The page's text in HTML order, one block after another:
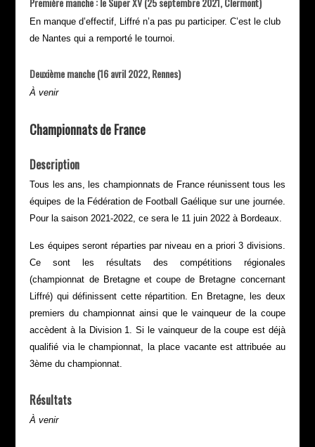
En manque d’effectif, Liffré n’a pas pu participer. C’est le club
de Nantes qui a remporté le tournoi.
Deuxième manche (16 avril 2022, Rennes)
À venir
Championnats de France
Description
Tous les ans, les championnats de France réunissent tous les
équipes de la Fédération de Football Gaélique sur une journée.
Pour la saison 2021-2022, ce sera le 11 juin 2022 à Bordeaux.
Les équipes seront réparties par niveau en a priori 3 divisions.
Ce sont les résultats des compétitions régionales
(championnat de Bretagne et coupe de Bretagne concernant
Liffré) qui définissent cette répartition. En Bretagne, les deux
premiers du championnat ainsi que le vainqueur de la coupe
accèdent à la Division 1. Si le vainqueur de la coupe est déjà
qualifié via le championnat, la place vacante est attribuée au
3ème du championnat.
Résultats
À venir